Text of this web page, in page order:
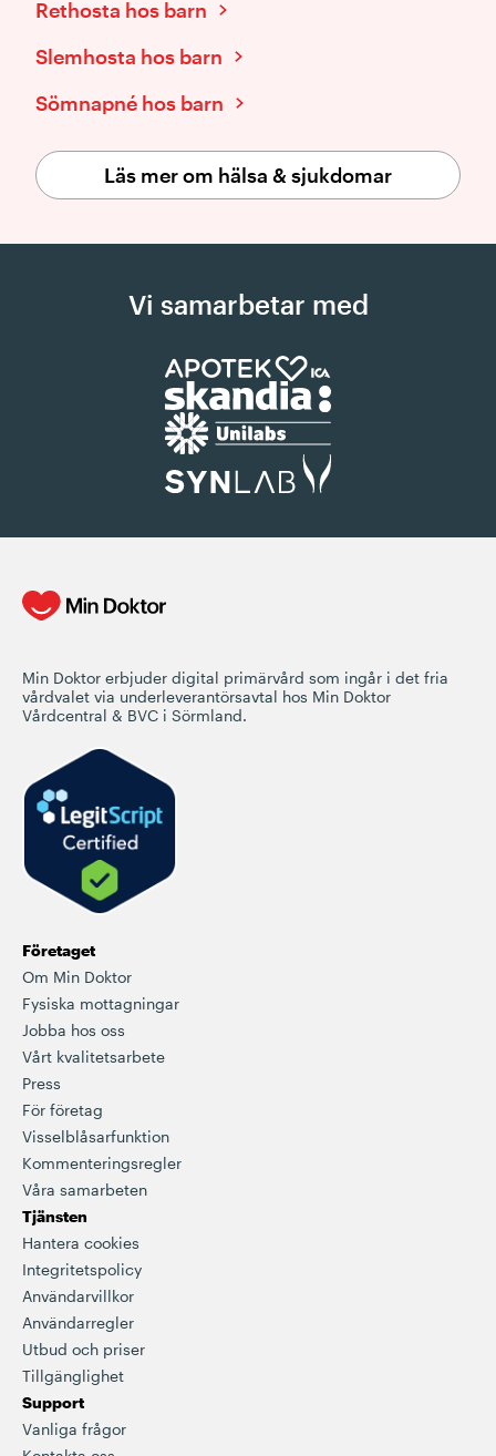
Rethosta hos barn
Slemhosta hos barn
Sömnapné hos barn
Läs mer om hälsa & sjukdomar
Vi samarbetar med
Min Doktor erbjuder digital primärvård som ingår i det fria
vårdvalet via underleverantörsavtal hos Min Doktor
Vårdcentral & BVC i Sörmland.
Företaget
Om Min Doktor
Fysiska mottagningar
Jobba hos oss
Vårt kvalitetsarbete
Press
För företag
Visselblåsarfunktion
Kommenteringsregler
Våra samarbeten
Tjänsten
Hantera cookies
Integritetspolicy
Användarvillkor
Användarregler
Utbud och priser
Tillgänglighet
Support
Vanliga frågor